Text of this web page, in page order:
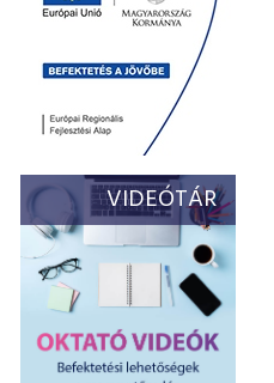
VIDEÓTÁR